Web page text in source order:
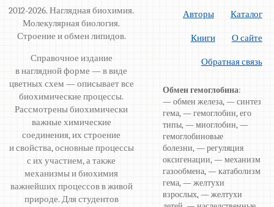
2012-2026. Наглядная биохимия.
Молекулярная биология.
Строение и обмен липидов.
Справочное издание
в наглядной форме — в виде
цветных схем — описывает все
биохимические процессы.
Рассмотрены биохимически
важные химические
соединения, их строение
и свойства, основные процессы
с их участием, а также
механизмы и биохимия
важнейших процессов в живой
природе. Для студентов
Авторы Каталог
Книги О сайте
Обратная связь
Обмен гемоглобина:
— обмен железа, — синтез
гема, — гемоглобин, его
типы, — миоглобин, —
гемоглобиновые
болезни, — регуляция
оксигенации, — механизм
газообмена, — катаболизм
гема, — желтухи
взрослых, — желтухи